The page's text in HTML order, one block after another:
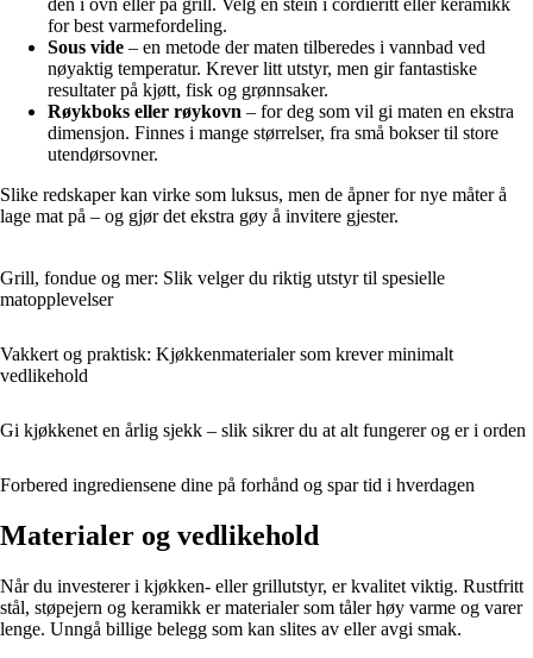
den i ovn eller på grill. Velg en stein i cordieritt eller keramikk
for best varmefordeling.
Sous vide – en metode der maten tilberedes i vannbad ved
nøyaktig temperatur. Krever litt utstyr, men gir fantastiske
resultater på kjøtt, fisk og grønnsaker.
Røykboks eller røykovn – for deg som vil gi maten en ekstra
dimensjon. Finnes i mange størrelser, fra små bokser til store
utendørsovner.
Slike redskaper kan virke som luksus, men de åpner for nye måter å
lage mat på – og gjør det ekstra gøy å invitere gjester.
Grill, fondue og mer: Slik velger du riktig utstyr til spesielle
matopplevelser
Vakkert og praktisk: Kjøkkenmaterialer som krever minimalt
vedlikehold
Gi kjøkkenet en årlig sjekk – slik sikrer du at alt fungerer og er i orden
Forbered ingrediensene dine på forhånd og spar tid i hverdagen
Materialer og vedlikehold
Når du investerer i kjøkken- eller grillutstyr, er kvalitet viktig. Rustfritt
stål, støpejern og keramikk er materialer som tåler høy varme og varer
lenge. Unngå billige belegg som kan slites av eller avgi smak.